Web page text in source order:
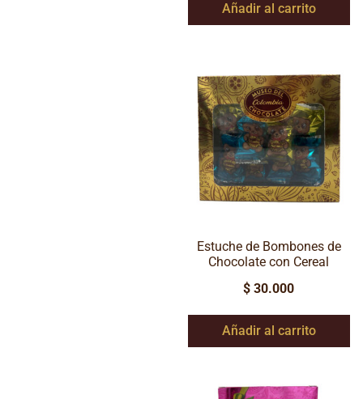
Añadir al carrito
Estuche de Bombones de
Chocolate con Cereal
$ 30.000
Añadir al carrito